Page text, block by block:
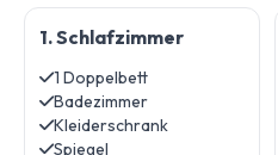
1. Schlafzimmer
1 Doppelbett
Badezimmer
Kleiderschrank
Spiegel